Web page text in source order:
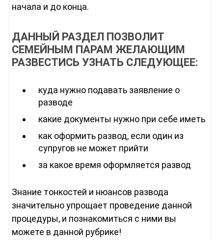
начала и до конца.
ДАННЫЙ РАЗДЕЛ ПОЗВОЛИТ
СЕМЕЙНЫМ ПАРАМ ЖЕЛАЮЩИМ
РАЗВЕСТИСЬ УЗНАТЬ СЛЕДУЮЩЕЕ:
куда нужно подавать заявление о
разводе
какие документы нужно при себе иметь
как оформить развод, если один из
супругов не может прийти
за какое время оформляется развод
Знание тонкостей и нюансов развода
значительно упрощает проведение данной
процедуры, и познакомиться с ними вы
можете в данной рубрике!